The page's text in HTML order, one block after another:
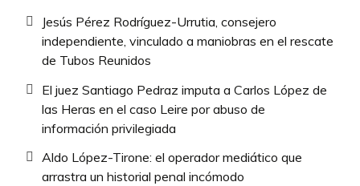
Jesús Pérez Rodríguez-Urrutia, consejero
independiente, vinculado a maniobras en el rescate
de Tubos Reunidos
El juez Santiago Pedraz imputa a Carlos López de
las Heras en el caso Leire por abuso de
información privilegiada
Aldo López-Tirone: el operador mediático que
arrastra un historial penal incómodo